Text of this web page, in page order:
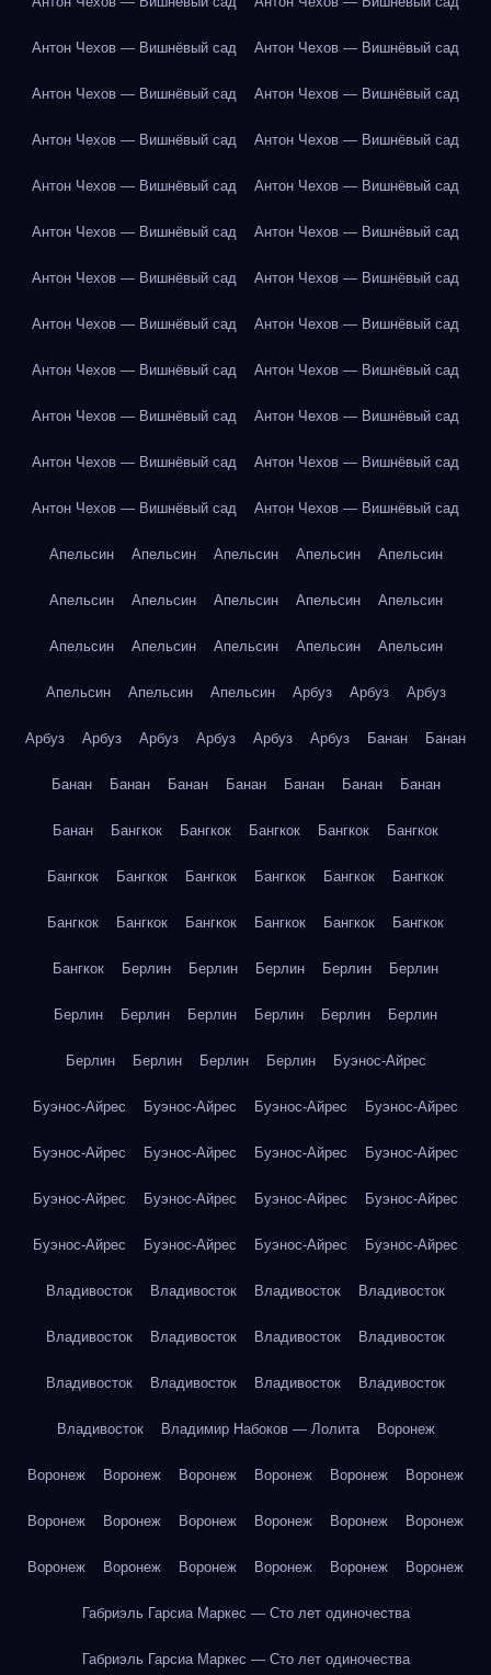
Антон Чехов — Вишнёвый сад Антон Чехов — Вишнёвый сад
Антон Чехов — Вишнёвый сад Антон Чехов — Вишнёвый сад
Антон Чехов — Вишнёвый сад Антон Чехов — Вишнёвый сад
Антон Чехов — Вишнёвый сад Антон Чехов — Вишнёвый сад
Антон Чехов — Вишнёвый сад Антон Чехов — Вишнёвый сад
Антон Чехов — Вишнёвый сад Антон Чехов — Вишнёвый сад
Антон Чехов — Вишнёвый сад Антон Чехов — Вишнёвый сад
Антон Чехов — Вишнёвый сад Антон Чехов — Вишнёвый сад
Антон Чехов — Вишнёвый сад Антон Чехов — Вишнёвый сад
Антон Чехов — Вишнёвый сад Антон Чехов — Вишнёвый сад
Антон Чехов — Вишнёвый сад Антон Чехов — Вишнёвый сад
Апельсин Апельсин Апельсин Апельсин Апельсин
Апельсин Апельсин Апельсин Апельсин Апельсин
Апельсин Апельсин Апельсин Апельсин Апельсин
Апельсин Апельсин Апельсин Арбуз Арбуз Арбуз
Арбуз Арбуз Арбуз Арбуз Арбуз Арбуз Банан Банан
Банан Банан Банан Банан Банан Банан Банан
Банан Бангкок Бангкок Бангкок Бангкок Бангкок
Бангкок Бангкок Бангкок Бангкок Бангкок Бангкок
Бангкок Бангкок Бангкок Бангкок Бангкок Бангкок
Бангкок Берлин Берлин Берлин Берлин Берлин
Берлин Берлин Берлин Берлин Берлин Берлин
Берлин Берлин Берлин Берлин Буэнос-Айрес
Буэнос-Айрес Буэнос-Айрес Буэнос-Айрес Буэнос-Айрес
Буэнос-Айрес Буэнос-Айрес Буэнос-Айрес Буэнос-Айрес
Буэнос-Айрес Буэнос-Айрес Буэнос-Айрес Буэнос-Айрес
Буэнос-Айрес Буэнос-Айрес Буэнос-Айрес Буэнос-Айрес
Владивосток Владивосток Владивосток Владивосток
Владивосток Владивосток Владивосток Владивосток
Владивосток Владивосток Владивосток Владивосток
Владивосток Владимир Набоков — Лолита Воронеж
Воронеж Воронеж Воронеж Воронеж Воронеж Воронеж
Воронеж Воронеж Воронеж Воронеж Воронеж Воронеж
Воронеж Воронеж Воронеж Воронеж Воронеж Воронеж
Габриэль Гарсиа Маркес — Сто лет одиночества
Габриэль Гарсиа Маркес — Сто лет одиночества